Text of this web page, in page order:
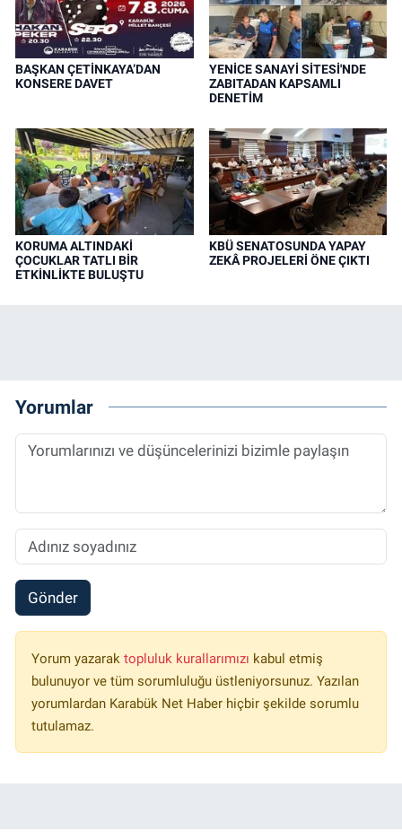
BAŞKAN ÇETİNKAYA’DAN
KONSERE DAVET
YENİCE SANAYİ SİTESİ'NDE
ZABITADAN KAPSAMLI
DENETİM
KORUMA ALTINDAKİ
ÇOCUKLAR TATLI BİR
ETKİNLİKTE BULUŞTU
KBÜ SENATOSUNDA YAPAY
ZEKÂ PROJELERİ ÖNE ÇIKTI
Yorumlar
Gönder
Yorum yazarak topluluk kurallarımızı kabul etmiş
bulunuyor ve tüm sorumluluğu üstleniyorsunuz. Yazılan
yorumlardan Karabük Net Haber hiçbir şekilde sorumlu
tutulamaz.